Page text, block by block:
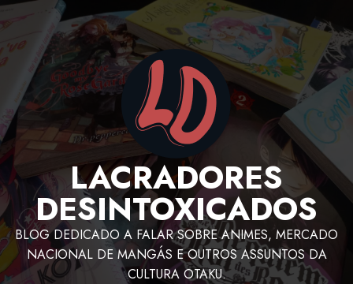
LACRADORES
DESINTOXICADOS
BLOG DEDICADO A FALAR SOBRE ANIMES, MERCADO
NACIONAL DE MANGÁS E OUTROS ASSUNTOS DA
CULTURA OTAKU.